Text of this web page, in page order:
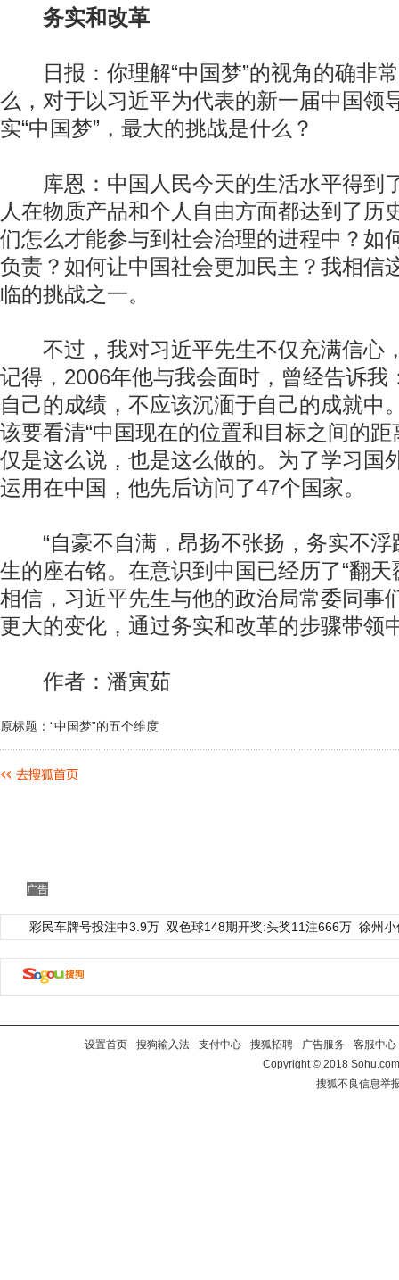
务实和改革
日报：你理解“中国梦”的视角的确非
么，对于以习近平为代表的新一届中国领
实“中国梦”，最大的挑战是什么？
库恩：中国人民今天的生活水平得到
人在物质产品和个人自由方面都达到了历
们怎么才能参与到社会治理的进程中？如
负责？如何让中国社会更加民主？我相信
临的挑战之一。
不过，我对习近平先生不仅充满信心
记得，2006年他与我会面时，曾经告诉我
自己的成绩，不应该沉湎于自己的成就中
该要看清“中国现在的位置和目标之间的距
仅是这么说，也是这么做的。为了学习国
运用在中国，他先后访问了47个国家。
“自豪不自满，昂扬不张扬，务实不浮
生的座右铭。在意识到中国已经历了“翻天
相信，习近平先生与他的政治局常委同事
更大的变化，通过务实和改革的步骤带领
作者：潘寅茹
原标题：“中国梦”的五个维度
广告
彩民车牌号投注中3.9万 双色球148期开奖:头奖11注666万 徐州
设置首页 - 搜狗输入法 - 支付中心 - 搜狐招聘 - 广告服务 - 客服中心
Copyright©2018
搜狐不良信息举